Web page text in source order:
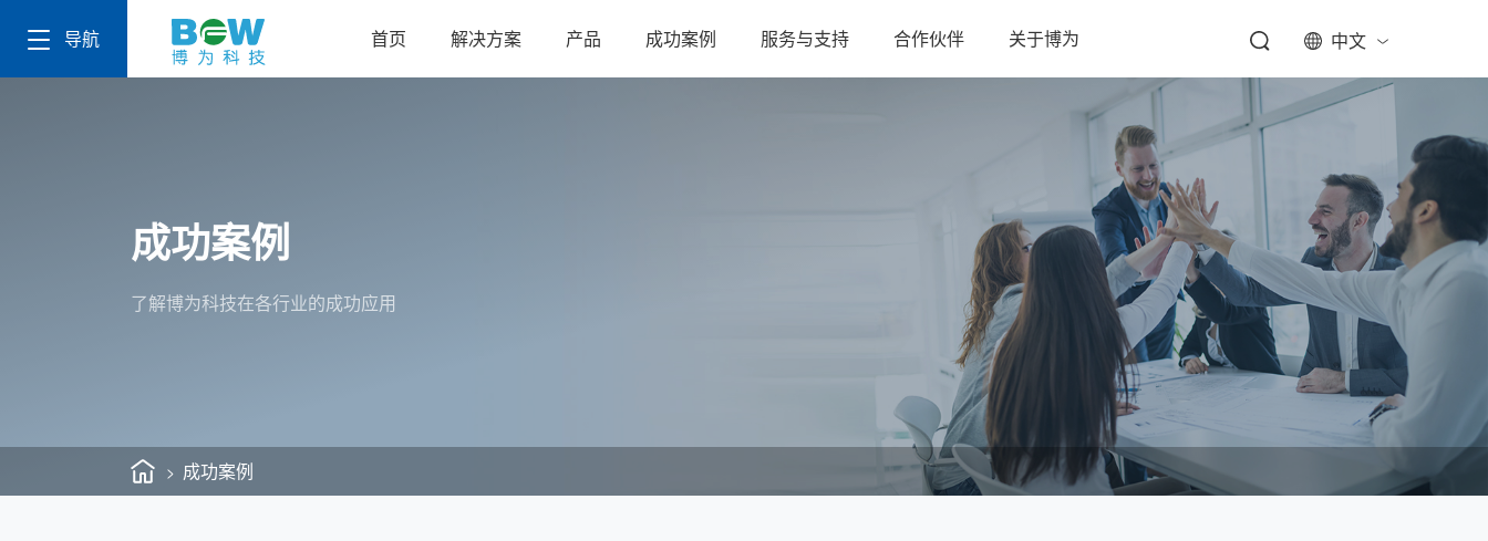
导航 首页 解决方案 产品 成功案例 服务与支持 合作伙伴 关于博为 中文
成功案例
了解博为科技在各行业的成功应用
成功案例